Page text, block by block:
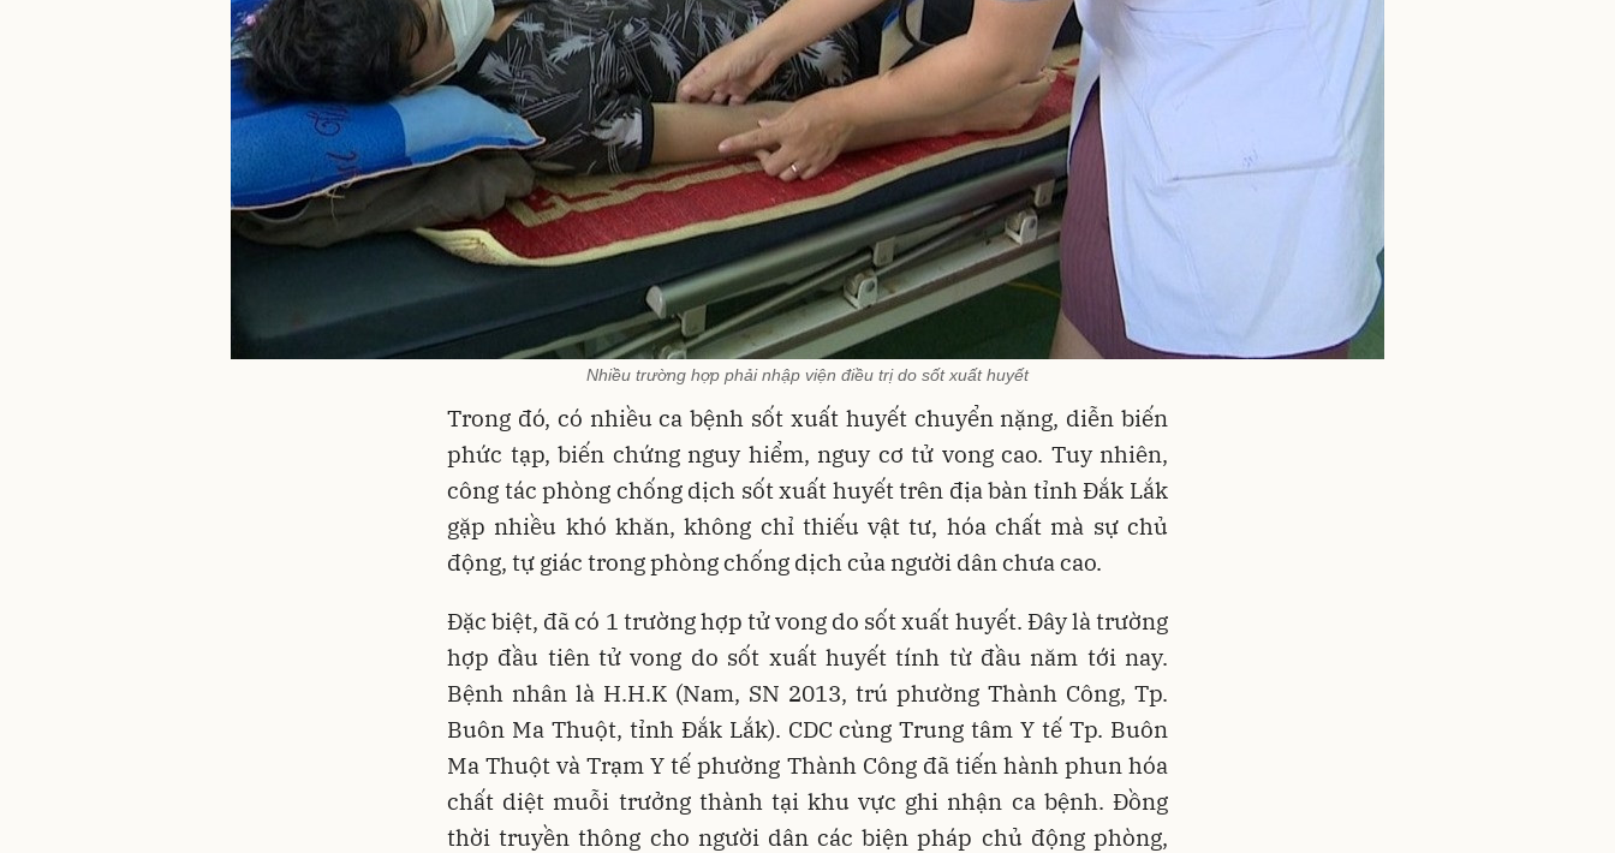
Nhiều trường hợp phải nhập viện điều trị do sốt xuất huyết
Trong đó, có nhiều ca bệnh sốt xuất huyết chuyển nặng, diễn biến
phức tạp, biến chứng nguy hiểm, nguy cơ tử vong cao. Tuy nhiên,
công tác phòng chống dịch sốt xuất huyết trên địa bàn tỉnh Đắk Lắk
gặp nhiều khó khăn, không chỉ thiếu vật tư, hóa chất mà sự chủ
động, tự giác trong phòng chống dịch của người dân chưa cao.
Đặc biệt, đã có 1 trường hợp tử vong do sốt xuất huyết. Đây là trường
hợp đầu tiên tử vong do sốt xuất huyết tính từ đầu năm tới nay.
Bệnh nhân là H.H.K (Nam, SN 2013, trú phường Thành Công, Tp.
Buôn Ma Thuột, tỉnh Đắk Lắk). CDC cùng Trung tâm Y tế Tp. Buôn
Ma Thuột và Trạm Y tế phường Thành Công đã tiến hành phun hóa
chất diệt muỗi trưởng thành tại khu vực ghi nhận ca bệnh. Đồng
thời truyền thông cho người dân các biện pháp chủ động phòng,